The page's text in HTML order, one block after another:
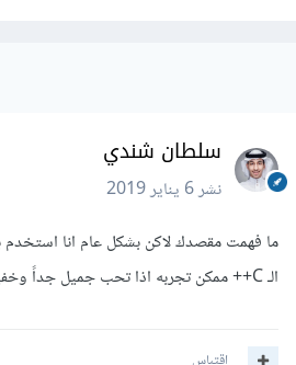
سلطان شندي
نشر6 يناير 2019
الـ C++ ممكن تجربه اذا تحب جميل جداً وخفيف!